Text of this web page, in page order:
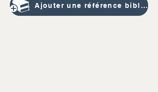
Ajouter une référence